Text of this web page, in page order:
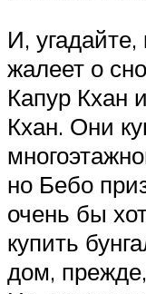
И,
жалеет о
Капур Кхан
Кхан. Они
но Бебо
очень бы
купить
дом,